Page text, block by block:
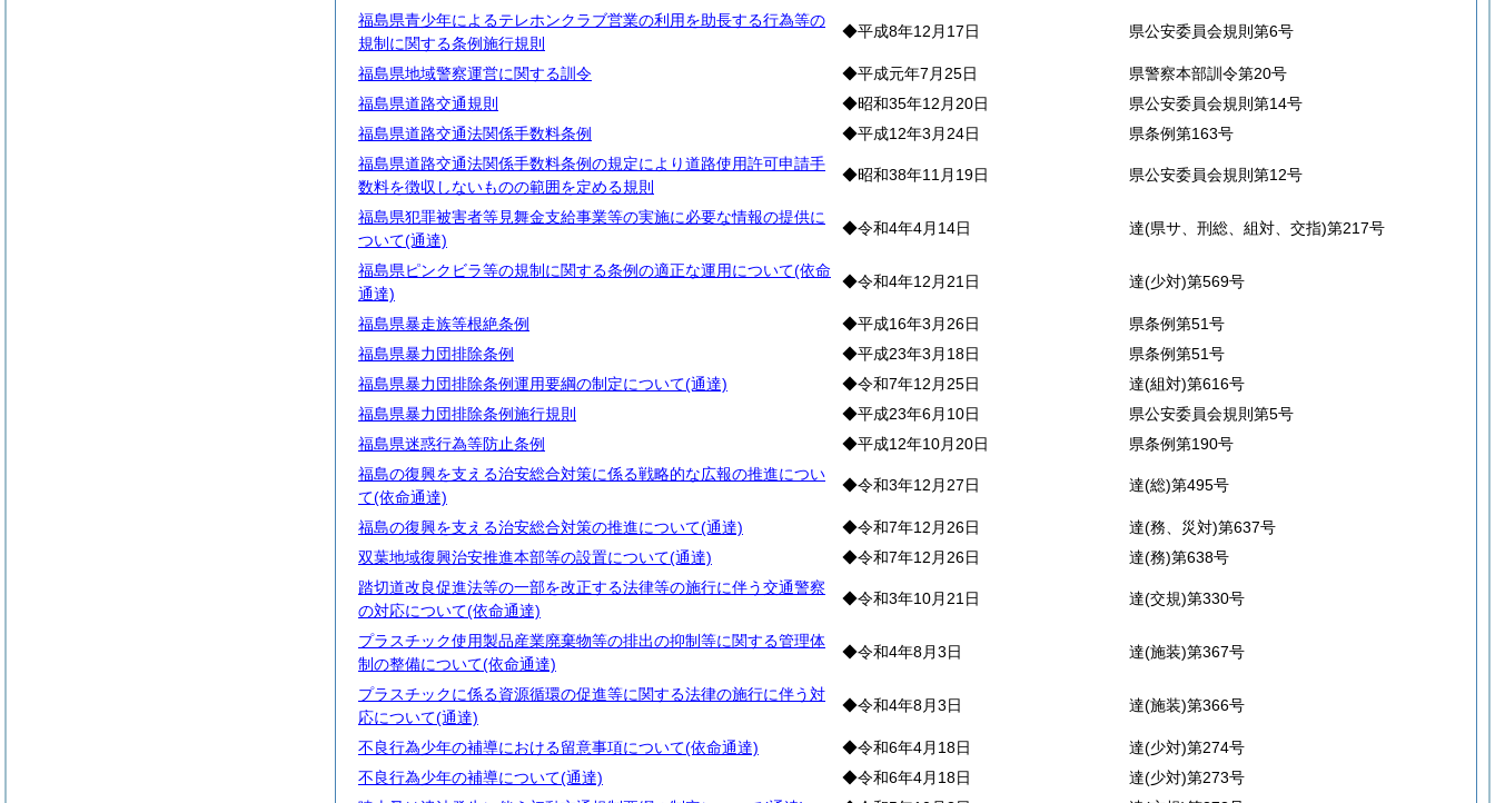
福島県青少年によるテレホンクラブ営業の利用を助長する行為等の
規制に関する条例施行規則
◆平成8年12月17日 県公安委員会規則第6号
福島県地域警察運営に関する訓令 ◆平成元年7月25日
県警察本部訓令第20号
福島県道路交通規則
◆昭和35年12月20日
県公安委員会規則第14号
福島県道路交通法関係手数料条例
◆平成12年3月24日
県条例第163号
福島県道路交通法関係手数料条例の規定により道路使用許可申請手
数料を徴収しないものの範囲を定める規則
◆昭和38年11月19日 県公安委員会規則第12号
福島県犯罪被害者等見舞金支給事業等の実施に必要な情報の提供に
ついて(通達)
◆令和4年4月14日 達(県サ、刑総、組対、交指)第217号
福島県ピンクビラ等の規制に関する条例の適正な運用について(依命
通達)
◆令和4年12月21日 達(少対)第569号
福島県暴走族等根絶条例 ◆平成16年3月26日
県条例第51号
福島県暴力団排除条例
◆平成23年3月18日
県条例第51号
福島県暴力団排除条例運用要綱の制定について(通達)
◆令和7年12月25日
達(組対)第616号
福島県暴力団排除条例施行規則
◆平成23年6月10日
県公安委員会規則第5号
福島県迷惑行為等防止条例
◆平成12年10月20日
県条例第190号
福島の復興を支える治安総合対策に係る戦略的な広報の推進につい
て(依命通達)
◆令和3年12月27日 達(総)第495号
福島の復興を支える治安総合対策の推進について(通達) ◆令和7年12月26日
達(務、災対)第637号
双葉地域復興治安推進本部等の設置について(通達)
◆令和7年12月26日
達(務)第638号
踏切道改良促進法等の一部を改正する法律等の施行に伴う交通警察
の対応について(依命通達)
◆令和3年10月21日 達(交規)第330号
プラスチック使用製品産業廃棄物等の排出の抑制等に関する管理体
制の整備について(依命通達)
◆令和4年8月3日 達(施装)第367号
プラスチックに係る資源循環の促進等に関する法律の施行に伴う対
応について(通達)
◆令和4年8月3日 達(施装)第366号
不良行為少年の補導における留意事項について(依命通達) ◆令和6年4月18日
達(少対)第274号
不良行為少年の補導について(通達)
◆令和6年4月18日
達(少対)第273号